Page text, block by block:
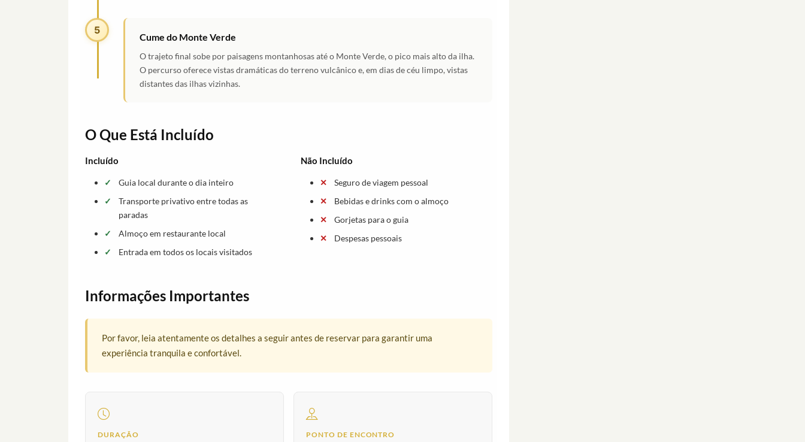
5
Cume do Monte Verde
O trajeto final sobe por paisagens montanhosas até o Monte Verde, o pico mais alto da ilha.
O percurso oferece vistas dramáticas do terreno vulcânico e, em dias de céu limpo, vistas
distantes das ilhas vizinhas.
O Que Está Incluído
Incluído
Guia local durante o dia inteiro
Transporte privativo entre todas as
paradas
Almoço em restaurante local
Entrada em todos os locais visitados
Não Incluído
Seguro de viagem pessoal
Bebidas e drinks com o almoço
Gorjetas para o guia
Despesas pessoais
Informações Importantes
Por favor, leia atentamente os detalhes a seguir antes de reservar para garantir uma
experiência tranquila e confortável.
DURAÇÃO PONTO DE ENCONTRO